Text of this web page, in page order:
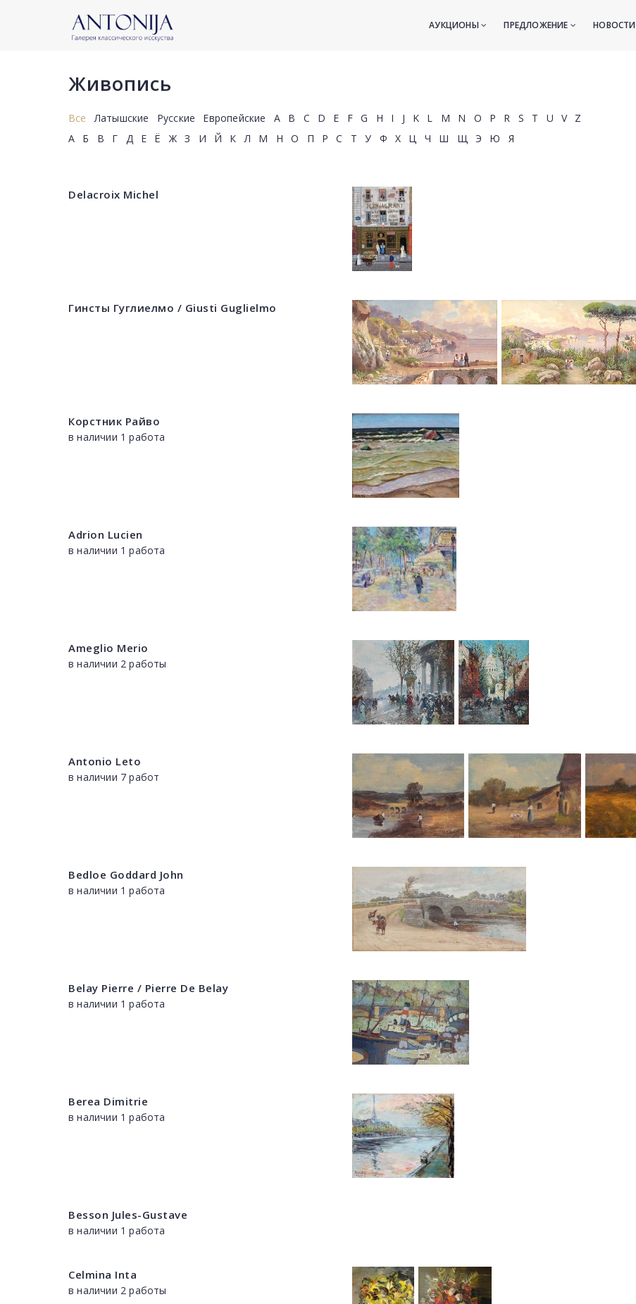
АУКЦИОНЫ ПРЕДЛОЖЕНИЕ НОВОСТИ
Живопись
Все Латышские Русские Европейские A B C D E F G H I J K L M N O P R S T U V
Z
А
Б В Г Д Е Ё Ж З И Й К Л М Н О П Р С Т У Ф Х Ц Ч Ш Щ Э Ю Я
Delacroix Michel
Гинсты Гуглиелмо / Giusti Guglielmo
Корстник Райво
в наличии 1 работа
Adrion Lucien
в наличии 1 работа
Ameglio Merio
в наличии 2 работы
Antonio Leto
в наличии 7 работ
Bedloe Goddard John
в наличии 1 работа
Belay Pierre / Pierre De Belay
в наличии 1 работа
Berea Dimitrie
в наличии 1 работа
Besson Jules-Gustave
в наличии 1 работа
Celmina Inta
в наличии 2 работы